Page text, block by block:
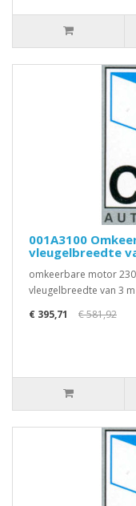
001A3100
vleugelbreedte
omkeerbare motor
vleugelbreedte van 3
€ 395,71
€ 581,92